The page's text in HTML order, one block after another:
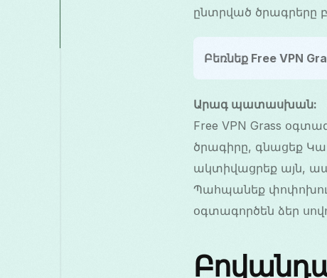
ընտրված ծրագրերը
Բեռնեք Free VPN
Արագ պատասխան:
Free VPN Grass
ծրագիրը, գնացեք
ակտիվացրեք այն,
Պահպանեք
օգտագործեն ձեր